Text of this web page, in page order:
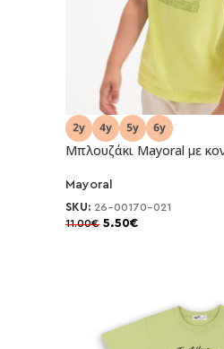
-50%
Μπλουζάκι Mayoral με
Mayoral
SKU: 26-00170-021
11.00€ 5.50€